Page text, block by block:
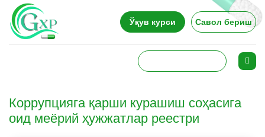
Ўқув курси Савол бериш
Коррупцияга қарши курашиш соҳасига
оид меёрий ҳужжатлар реестри